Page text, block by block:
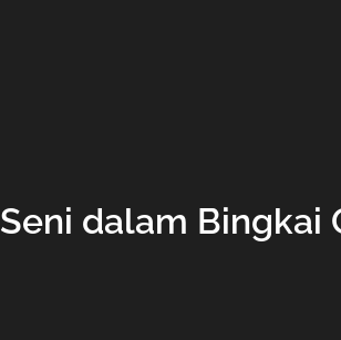
Seni dalam Bingkai